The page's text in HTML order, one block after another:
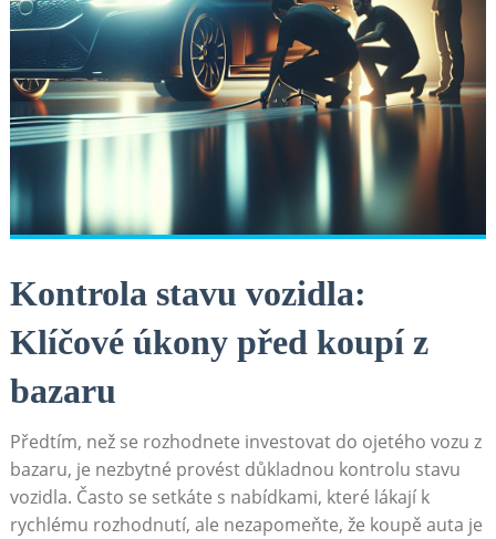
Kontrola stavu vozidla:
Klíčové úkony před koupí z
bazaru
Předtím, než se rozhodnete investovat do ojetého vozu z
bazaru, je nezbytné provést důkladnou kontrolu stavu
vozidla. Často se setkáte s nabídkami, které lákají k
rychlému rozhodnutí, ale nezapomeňte, že koupě auta je